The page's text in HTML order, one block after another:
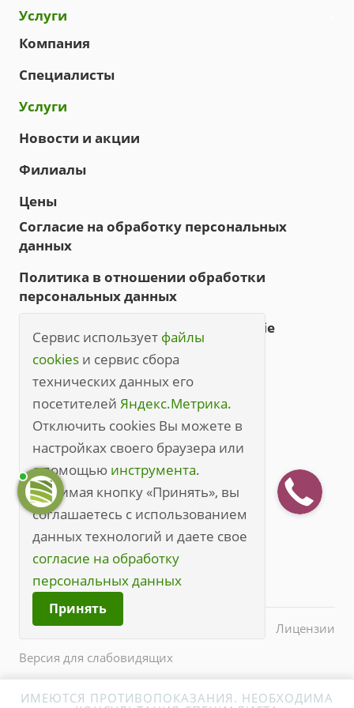
Сервис использует файлы
cookies и сервис сбора
технических данных его
посетителей Яндекс.Метрика.
Отключить cookies Вы можете в
настройках своего браузера или
с помощью инструмента.
Нажимая кнопку «Принять», вы
соглашаетесь с использованием
данных технологий и даете свое
согласие на обработку
персональных данных
Принять
Услуги
Компания
Специалисты
Услуги
Новости и акции
Филиалы
Цены
Согласие на обработку персональных
данных
Политика в отношении обработки
персональных данных
Политика обработки файлов cookie
Правила посещения
Правила посещения (полные)
+7 (3842) 49-20-70
kem@medline.pro
650000, г. Кемерово, ул. Кирова, 45
© 2026 Все права защищены.
Лицензии
Версия для слабовидящих
ИМЕЮТСЯ ПРОТИВОПОКАЗАНИЯ. НЕОБХОДИМА